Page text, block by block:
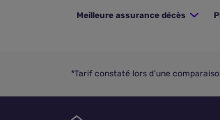
Meilleure assurance décès
*Tarif constaté lors d’une